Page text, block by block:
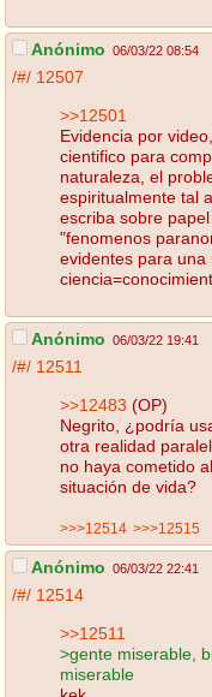
Anónimo 06/03/22 08:54
/#/ 12507
>>12501
Evidencia por
cientifico para
naturaleza, el
espiritualmente tal
escriba sobre
"fenomenos
evidentes para una
Anónimo 06/03/22 19:41
/#/ 12511
>>12483 (OP)
Negrito, ¿podría
otra realidad
no haya cometido
situación de vida?
>>>12514 >>>12515
Anónimo 06/03/22 22:41
/#/ 12514
>>12511
>gente miserable,
miserable